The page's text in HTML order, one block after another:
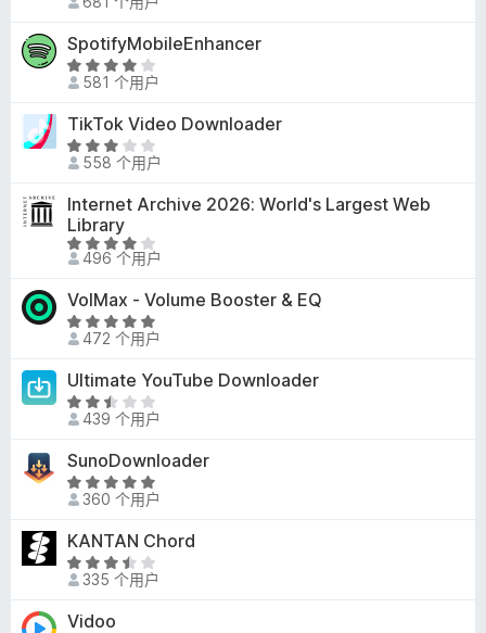
分
3
.
9
5
SpotifyMobileEnhancer
评
分
4
2
5
581 个用户
TikTok Video Downloader
评
分
3
/
5
558 个用户
Internet Archive 2026: World's Largest Web
Library
评
分
4
/
5
496 个用户
VolMax - Volume Booster & EQ
评
分
5
/
5
472 个用户
Ultimate YouTube Downloader
评
分
2
.
6
5
439 个用户
SunoDownloader
评
分
5
/
5
360 个用户
KANTAN Chord
评
分
3
335 个用户
Vidoo